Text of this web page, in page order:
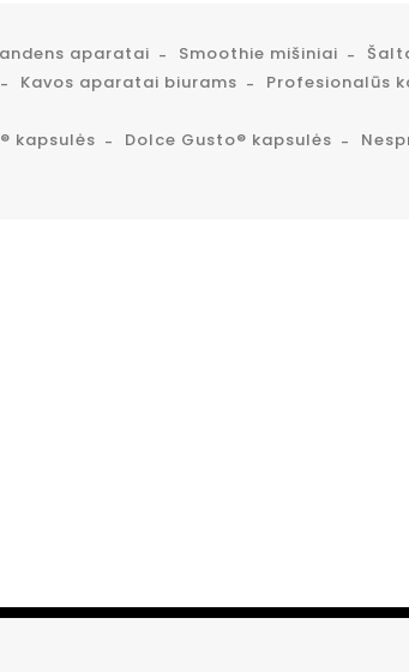
aparatai Smoothie mišiniai
Kavos aparatai biurams Profesionalūs
kapsulės Dolce Gusto® kapsulės